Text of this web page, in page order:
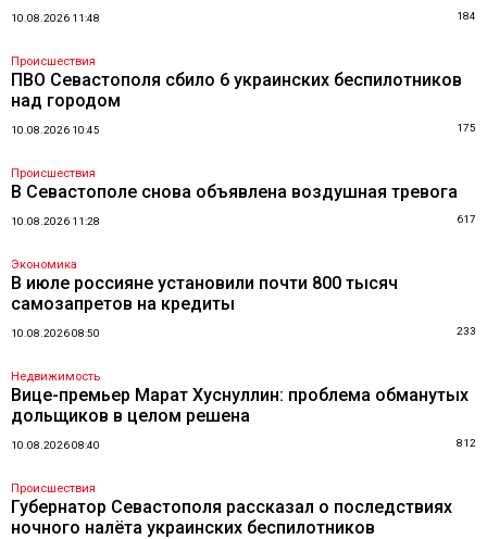
10.08.2026 11:48 184
Происшествия
ПВО Севастополя сбило 6 украинских беспилотников
над городом
10.08.2026 10:45 175
Происшествия
В Севастополе снова объявлена воздушная тревога
10.08.2026 11:28 617
Экономика
В июле россияне установили почти 800 тысяч
самозапретов на кредиты
10.08.2026 08:50 233
Недвижимость
Вице-премьер Марат Хуснуллин: проблема обманутых
дольщиков в целом решена
10.08.2026 08:40 812
Происшествия
Губернатор Севастополя рассказал о последствиях
ночного налёта украинских беспилотников